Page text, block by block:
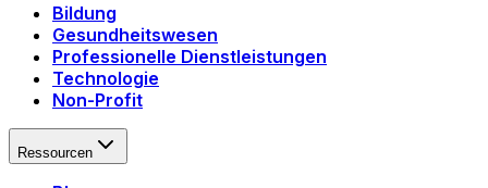
Bildung
Gesundheitswesen
Professionelle Dienstleistungen
Technologie
Non-Profit
Ressourcen